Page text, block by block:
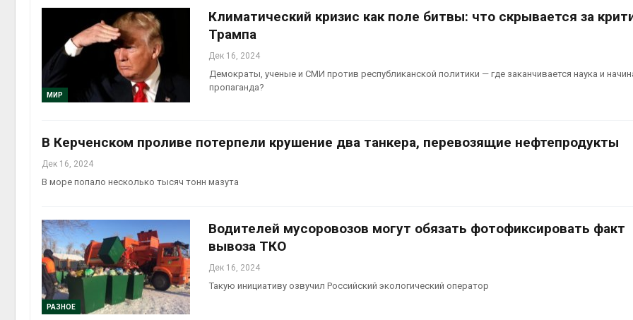
МИР
Климатический кризис как поле битвы: что скрывается за
Трампа
Дек 16, 2024
Демократы, ученые и СМИ против республиканской политики — где заканчивается наука и
пропаганда?
В Керченском проливе потерпели крушение два танкера, перевозящие нефтепродукты
Дек 16, 2024
В море попало несколько тысяч тонн мазута
РАЗНОЕ
Водителей мусоровозов могут обязать фотофиксировать факт
вывоза ТКО
Дек 16, 2024
Такую инициативу озвучил Российский экологический оператор